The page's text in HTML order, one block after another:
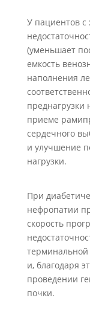
У пациентов с
(уменьшает
емкость
наполнения
преднагрузки
приеме
сердечного
и улучшение
нагрузки.
При
нефропатии
скорость
терминальной
и, благодаря
проведении
почки.